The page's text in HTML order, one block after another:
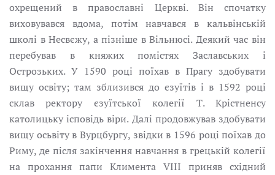
охрещений в православні Церкві. Він спочатку
виховувався вдома, потім навчався в кальвінській
школі в Несвєжу, а пізніше в Вільнюсі. Деякий час він
перебував в княжих помістях Заславських і
Острозьких. У 1590 році поїхав в Прагу здобувати
вищу освіту; там зблизився до єзуїтів і в 1592 році
склав ректору єзуїтської колегії Т. Кpістненсу
католицьку ісповідь віри. Далі продовжував здобувати
вищу осьвіту в Bурцбургу, звідки в 1596 році поїхав до
Риму, де після закінчення навчання в грецькій колегії
на прохання папи Климента VIII приняв східний